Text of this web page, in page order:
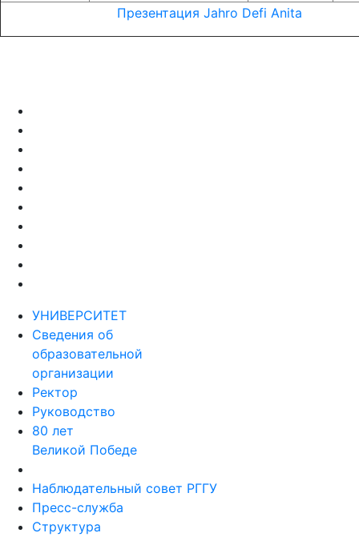
Презентация Jahro Defi Anita
УНИВЕРСИТЕТ
Сведения об
образовательной
организации
Ректор
Руководство
80 лет
Великой Победе
Наблюдательный совет РГГУ
Пресс-служба
Структура